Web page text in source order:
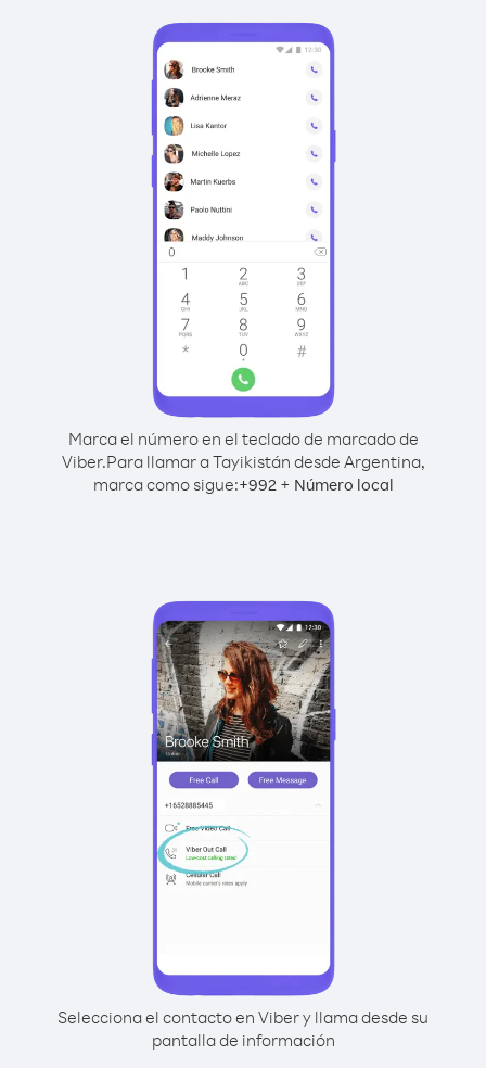
Marca el número en el teclado de marcado de
Viber.Para llamar a Tayikistán desde Argentina,
marca como sigue:+992+ Número local
Selecciona el contacto en Viber y llama desde su
pantalla de información